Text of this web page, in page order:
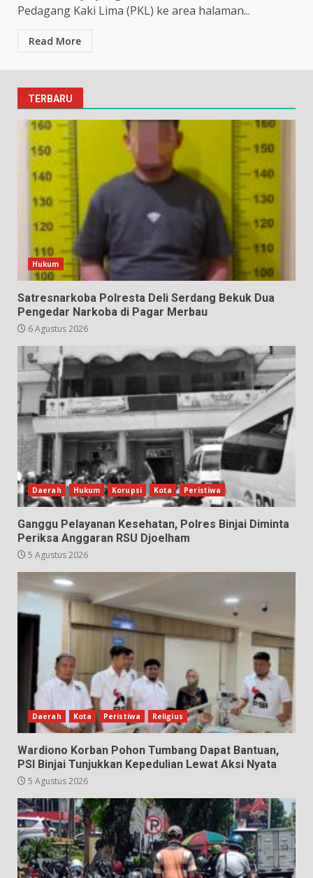
Pedagang Kaki Lima (PKL) ke area halaman...
Read More
TERBARU
Hukum
Satresnarkoba Polresta Deli Serdang Bekuk Dua
Pengedar Narkoba di Pagar Merbau
6 Agustus 2026
Daerah Hukum Korupsi Kota Peristiwa
Ganggu Pelayanan Kesehatan, Polres Binjai Diminta
Periksa Anggaran RSU Djoelham
5 Agustus 2026
Daerah Kota Peristiwa Religius
Wardiono Korban Pohon Tumbang Dapat Bantuan,
PSI Binjai Tunjukkan Kepedulian Lewat Aksi Nyata
5 Agustus 2026